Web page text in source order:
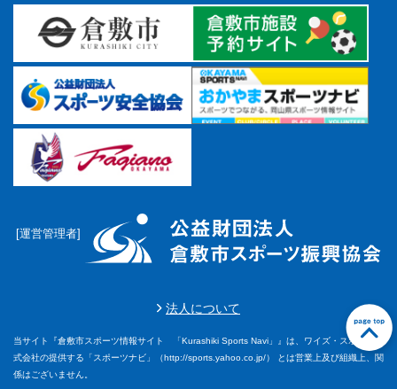
前に戻
前に戻
前に戻
前に戻
前に戻
前に戻
前に戻
前に戻
前に戻
前に戻
前に戻
前に戻
前に戻
前に戻
前に戻
前に戻
前に戻
前に戻
前に戻
前に戻
前に戻
前に戻
前に戻
前に戻
前に戻
前に戻
前に戻
前に戻
前に戻
前に戻
[運営管理者]
法人について
当サイト『倉敷市スポーツ情報サイト 「Kurashiki Sports Navi」』は、ワイズ・スポーツ株
式会社の提供する「スポーツナビ」（http://sports.yahoo.co.jp/） とは営業上及び組織上、関
係はございません。